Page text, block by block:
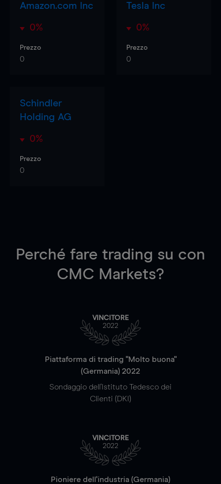
Amazon.com Inc
0%
Prezzo
0
Tesla Inc
0%
Prezzo
0
Schindler
Holding AG
0%
Prezzo
0
Perché fare trading su con
CMC Markets?
VINCITORE
2022
Piattaforma di trading "Molto buona"
(Germania) 2022
Sondaggio dell'Istituto Tedesco dei
Clienti (DKI)
VINCITORE
2022
Pioniere dell'industria (Germania)